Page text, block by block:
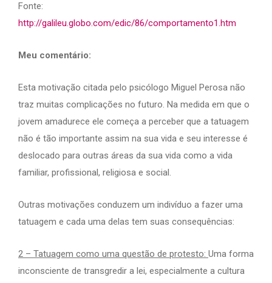
Fonte:
http://galileu.globo.com/edic/86/comportamento1.htm
Meu comentário:
Esta motivação citada pelo psicólogo Miguel Perosa não
traz muitas complicações no futuro. Na medida em que o
jovem amadurece ele começa a perceber que a tatuagem
não é tão importante assim na sua vida e seu interesse é
deslocado para outras áreas da sua vida como a vida
familiar, profissional, religiosa e social.
Outras motivações conduzem um indivíduo a fazer uma
tatuagem e cada uma delas tem suas consequências:
2 – Tatuagem como uma questão de protesto: Uma forma
inconsciente de transgredir a lei, especialmente a cultura